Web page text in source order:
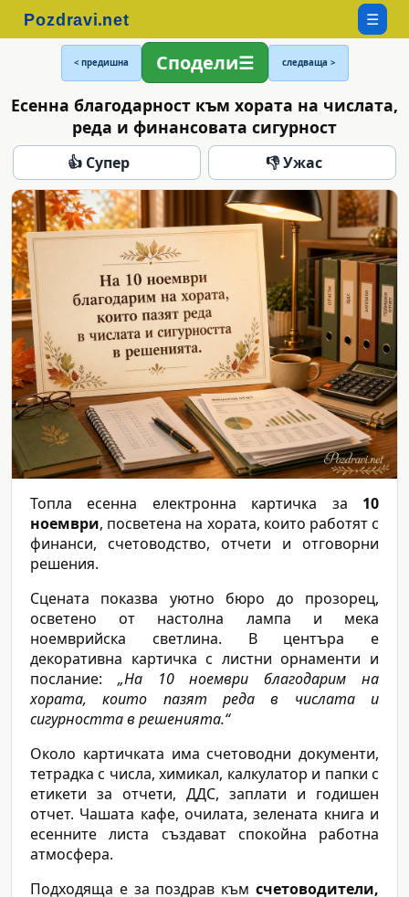
☰
< предишна Сподели следваща >
Есенна благодарност към хората на числата,
реда и финансовата сигурност
👍 Супер 👎 Ужас
Топла есенна електронна картичка за 10
ноември, посветена на хората, които работят с
финанси, счетоводство, отчети и отговорни
решения.
Сцената показва уютно бюро до прозорец,
осветено от настолна лампа и мека
ноемврийска светлина. В центъра е
декоративна картичка с листни орнаменти и
послание: „На 10 ноември благодарим на
хората, които пазят реда в числата и
сигурността в решенията.“
Около картичката има счетоводни документи,
тетрадка с числа, химикал, калкулатор и папки с
етикети за отчети, ДДС, заплати и годишен
отчет. Чашата кафе, очилата, зелената книга и
есенните листа създават спокойна работна
атмосфера.
Подходяща е за поздрав към счетоводители,